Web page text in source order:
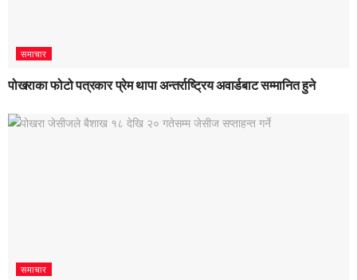
समाचार
पोखराका फोटो पत्रकार प्रेम थापा अन्तर्राष्ट्रिय अवार्डबाट सम्मानित हुने
समाचार